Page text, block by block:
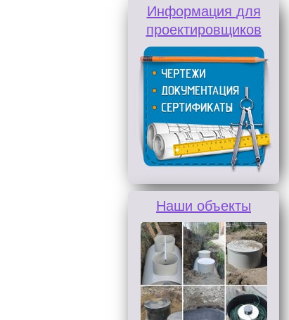
Информация для
проектировщиков
Наши объекты